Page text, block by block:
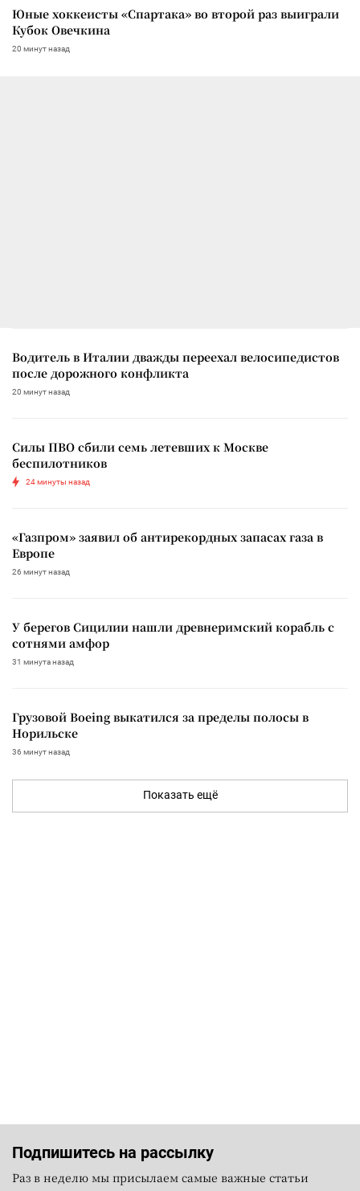
Юные хоккеисты «Спартака» во второй раз выиграли
Кубок Овечкина
20 минут назад
Водитель в Италии дважды переехал велосипедистов
после дорожного конфликта
20 минут назад
Силы ПВО сбили семь летевших к Москве
беспилотников
24 минуты назад
«Газпром» заявил об антирекордных запасах газа в
Европе
26 минут назад
У берегов Сицилии нашли древнеримский корабль с
сотнями амфор
31 минута назад
Грузовой Boeing выкатился за пределы полосы в
Норильске
36 минут назад
Показать ещё
Подпишитесь на рассылку
Раз в неделю мы присылаем самые важные статьи